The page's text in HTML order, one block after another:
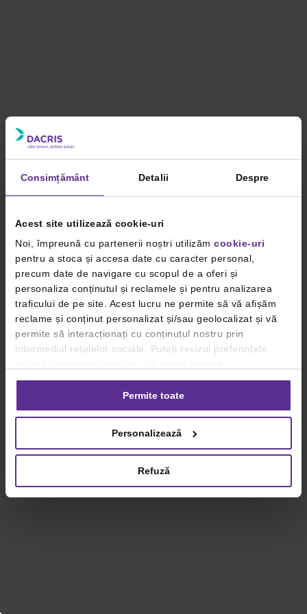
Consimțământ Detalii Despre
Acest site utilizează cookie-uri
Noi, împreună cu partenerii noștri utilizăm cookie-uri
pentru a stoca și accesa date cu caracter personal,
precum date de navigare cu scopul de a oferi și
personaliza conținutul și reclamele și pentru analizarea
traficului de pe site. Acest lucru ne permite să vă afișăm
reclame și conținut personalizat și/sau geolocalizat și vă
permite să interacționați cu conținutul nostru prin
intermediul rețelelor sociale. Puteți revizui preferințele
consimțământul oricând, făcând click pe linkul către
setările dvs. de cookie-uri.
privind utilizarea modulelor cookie.Detalii
Permite toate
Personalizează
Refuză